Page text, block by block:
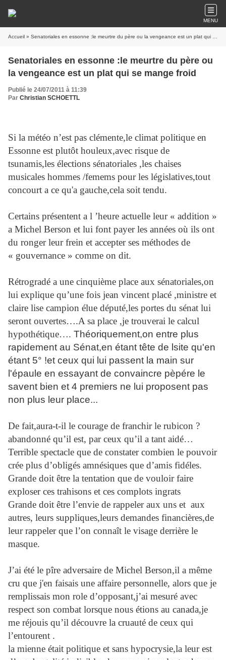
MENU
Accueil » Senatoriales en essonne :le meurtre du père ou la vengeance est un plat qui se mange froid
Senatoriales en essonne :le meurtre du père ou
la vengeance est un plat qui se mange froid
Publié le 24/07/2011 à 11:39
Par Christian SCHOETTL
Si la météo n’est pas clémente,le climat politique en
Essonne est plutôt houleux,avec risque de
tsunamis,les élections sénatoriales ,les chaises
musicales hommes /femems pour les législatives,tout
concourt a ce qu'a gauche,cela soit tendu.
Certains présentent a l ’heure actuelle leur « addition »
a Michel Berson et lui font payer les années où ils ont
du ronger leur frein et accepter ses méthodes de
« gouvernance » comme on dit.
Rétrogradé a une cinquième place aux sénatoriales,on
lui explique qu’une fois jean vincent placé ,ministre et
claire lise campion élue député,les portes du sénat lui
seront ouvertes….A sa place ,je trouverai le calcul
hypothétique…. Théoriquement,on entre plus
rapidement au Sénat,en étant tête de lsite qu'en
étant 5° !et ceux qui lui passent la main sur
l'épaule en essayant de convaincre pèpére le
savent bien et 4 premiers ne lui proposent pas
non plus leur place...
De fait,aura-t-il le courage de franchir le rubicon ?
abandonné qu’il est, par ceux qu’il a tant aidé…
Terrible spectacle que de constater combien le pouvoir
crée plus d’obligés amnésiques que d’amis fidéles.
Grande doit être la tentation que de vouloir faire
exploser ces trahisons et ces complots ingrats
Grande doit être l’envie de rappeler aux uns et aux
autres, leurs suppliques,leurs demandes financières,de
leur rappeler que l’on connaît le visage derrière le
masque.
J’ai été le pîre adversaire de Michel Berson,il a même
cru que j'en faisais une affaire personnelle, alors que je
remplissais mon role d’opposant,j’ai mesuré avec
respect son combat lorsque nous étions au canada,je
me réjouis qu’il découvre la cruauté de ceux qui
l’entourent .
la mienne était politique et sans hypocrysie,la leur est